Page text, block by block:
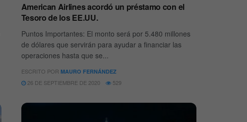
American Airlines acordó un préstamo con el
Tesoro de los EE.UU.
Puntos Importantes: El monto será por 5.480 millones
de dólares que servirán para ayudar a financiar las
operaciones hasta que se...
ESCRITO POR MAURO FERNÁNDEZ
26 DE SEPTIEMBRE DE 2020 529